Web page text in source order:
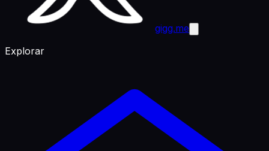
gigg.me
Explorar